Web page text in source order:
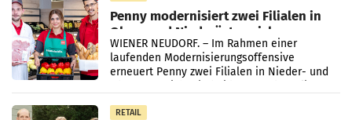
Penny modernisiert zwei Filialen in
Ober- und Niederösterreich
WIENER NEUDORF. – Im Rahmen einer
laufenden Modernisierungsoffensive
erneuert Penny zwei Filialen in Nieder- und
RETAIL